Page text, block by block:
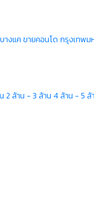
างแค ขายคอนโด กรุงเทพม
2 ล้าน - 3 ล้าน 4 ล้าน - 5 ล้